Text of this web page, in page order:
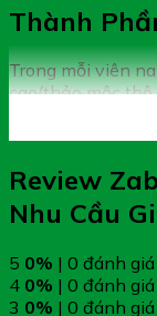
Thành
Trong mỗi viên
cao/thảo mộc thô
Cao lá sen
Chiết xuất quả
Chiết xuất hạt cà
Collagen peptide
Bột nấm đông
Review
Nhu Cầu
5 0% | 0 đánh giá
4 0% | 0 đánh giá
3 0% | 0 đánh giá